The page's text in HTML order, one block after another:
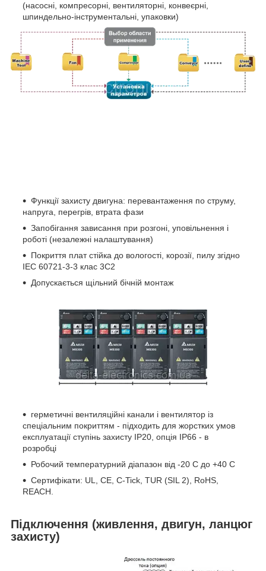
(насосні, компресорні, вентиляторні, конвеєрні,
шпиндельно-інструментальні, упаковки)
Функції захисту двигуна: перевантаження по струму,
напруга, перегрів, втрата фази
Запобігання зависання при розгоні, уповільнення і
роботі (незалежні налаштування)
Покриття плат стійка до вологості, корозії, пилу згідно
ІЕС 60721-3-3 клас 3C2
Допускається щільний бічній монтаж
герметичні вентиляційні канали і вентилятор із
спеціальним покриттям - підходить для жорстких умов
експлуатації ступінь захисту IP20, опція IP66 - в
розробці
Робочий температурний діапазон від -20 C до +40 C
Сертифікати: UL, CE, C-Tick, TUR (SIL 2), RoHS,
REACH.
Підключення (живлення, двигун, ланцюг
захисту)